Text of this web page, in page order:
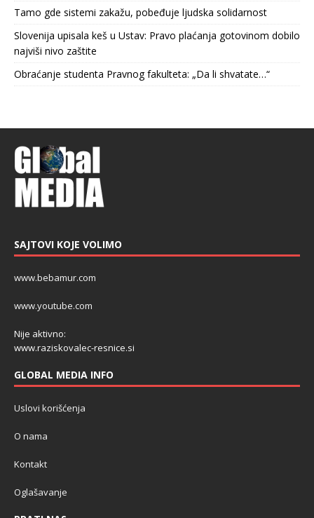
Tamo gde sistemi zakažu, pobeđuje ljudska solidarnost
Slovenija upisala keš u Ustav: Pravo plaćanja gotovinom dobilo
najviši nivo zaštite
Obraćanje studenta Pravnog fakulteta: „Da li shvatate…“
SAJTOVI KOJE VOLIMO
www.bebamur.com
www.youtube.com
Nije aktivno:
www.raziskovalec-resnice.si
GLOBAL MEDIA INFO
Uslovi korišćenja
O nama
Kontakt
Oglašavanje